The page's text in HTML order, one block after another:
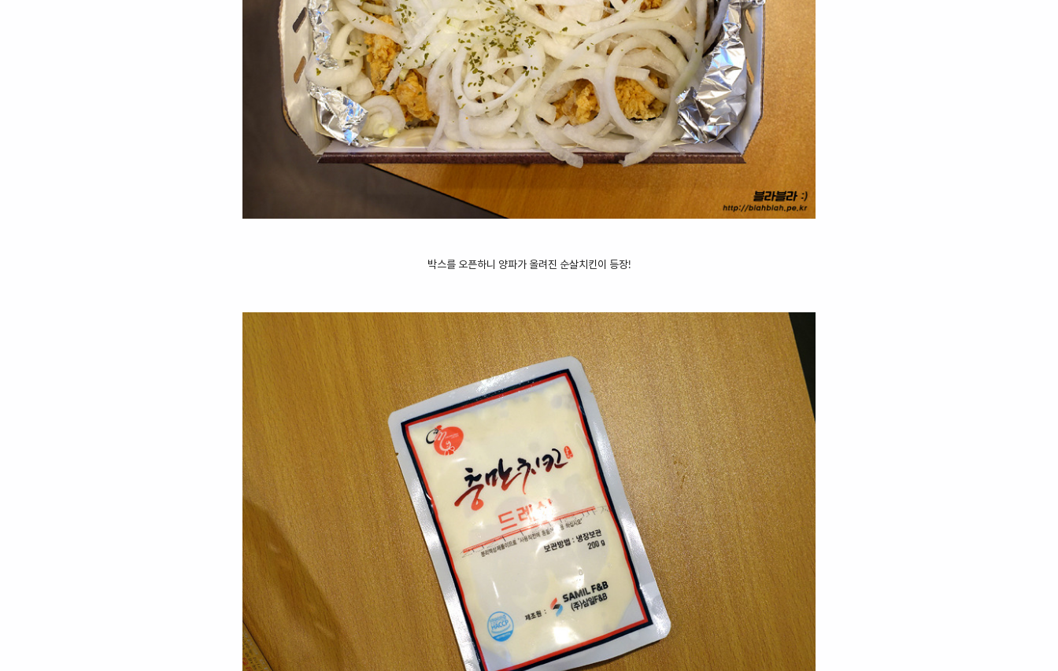
박스를 오픈하니 양파가 올려진 순살치킨이 등장!